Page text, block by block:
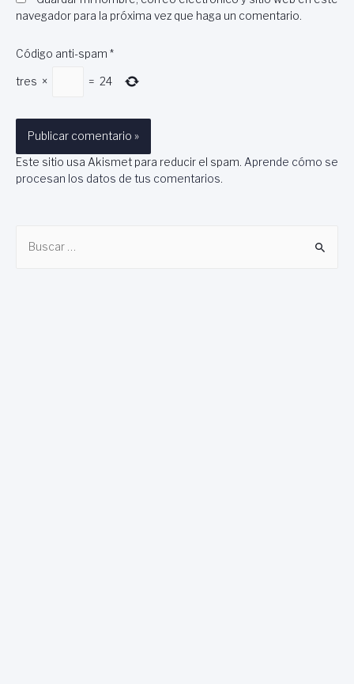
navegador para la próxima vez que haga un comentario.
Código anti-spam *
tres × = 24
Este sitio usa Akismet para reducir el spam. Aprende cómo se
procesan los datos de tus comentarios.